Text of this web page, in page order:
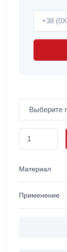
Материал
Применение